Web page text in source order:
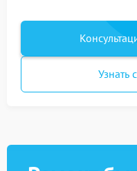
Узнать